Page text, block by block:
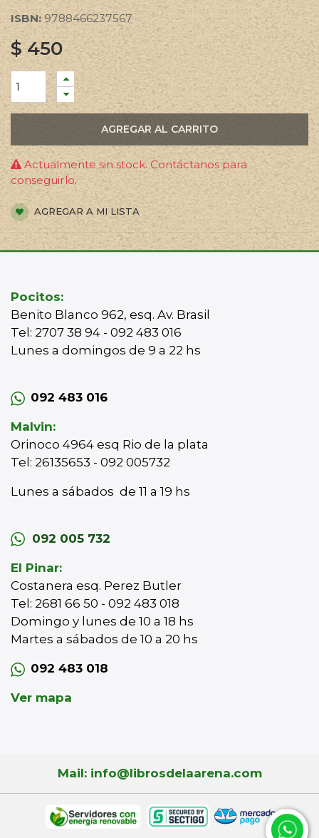
ISBN: 9788466237567
$450
AGREGAR AL CARRITO
Actualmente sin stock. Contáctanos para
conseguirlo.
AGREGAR A MI LISTA
Pocitos:
Benito Blanco 962, esq. Av. Brasil
Tel: 2707 38 94 - 092 483 016
Lunes a domingos de 9 a 22 hs
092 483 016
Malvin:
Orinoco 4964 esq Rio de la plata
Tel: 26135653 - 092 005732
Lunes a sábados de 11 a 19 hs
092 005 732
El Pinar:
Costanera esq. Perez Butler
Tel: 2681 66 50 - 092 483 018
Domingo y lunes de 10 a 18 hs
Martes a sábados de 10 a 20 hs
092 483 018
Ver mapa
Mail: info@librosdelaarena.com